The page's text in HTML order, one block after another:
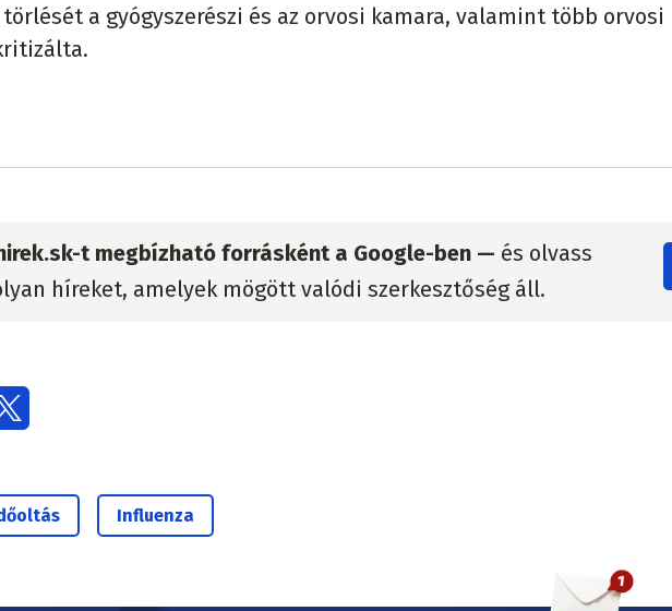
a gyógyszerészi és az orvosi kamara, valamint több orvosi
t megbízható forrásként a Google-ben — és olvass
híreket, amelyek mögött valódi szerkesztőség áll.
Influenza